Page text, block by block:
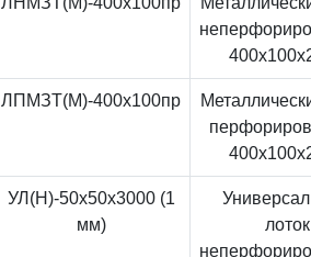
ЛПМЗТ(М)-400x100пр
УЛ(Н)-50x50x3000 (1
мм)
лоток